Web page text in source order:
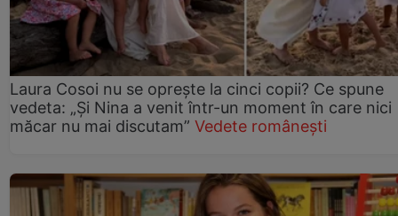
Laura Cosoi nu se oprește la cinci copii? Ce spune
vedeta: „Și Nina a venit într-un moment în care nici
măcar nu mai discutam” Vedete românești